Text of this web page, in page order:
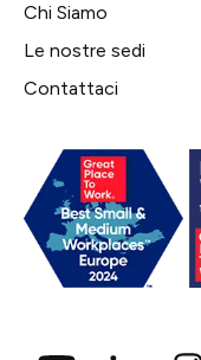
Chi Siamo
Le nostre sedi
Contattaci